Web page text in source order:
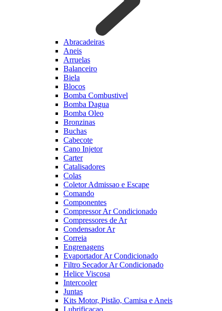
Abracadeiras
Aneis
Arruelas
Balanceiro
Biela
Blocos
Bomba Combustivel
Bomba Dagua
Bomba Oleo
Bronzinas
Buchas
Cabecote
Cano Injetor
Carter
Catalisadores
Colas
Coletor Admissao e Escape
Comando
Componentes
Compressor Ar Condicionado
Compressores de Ar
Condensador Ar
Correia
Engrenagens
Evaportador Ar Condicionado
Filtro Secador Ar Condicionado
Helice Viscosa
Intercooler
Juntas
Kits Motor, Pistão, Camisa e Aneis
Lubrificacao